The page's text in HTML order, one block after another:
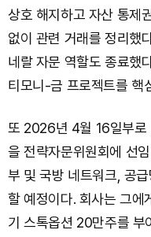
상호 해지하고 자산 통제
없이 관련 거래를 정리했
네랄 자문 역할도 종료했
티모니-금 프로젝트를 핵
또 2026년 4월 16일부로
을 전략자문위원회에 선
부 및 국방 네트워크, 공
할 예정이다. 회사는 그
기 스톡옵션 20만주를 부